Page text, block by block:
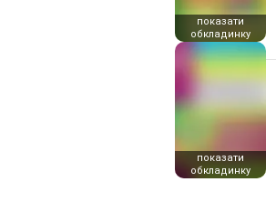
показати
обкладинку
показати
обкладинку